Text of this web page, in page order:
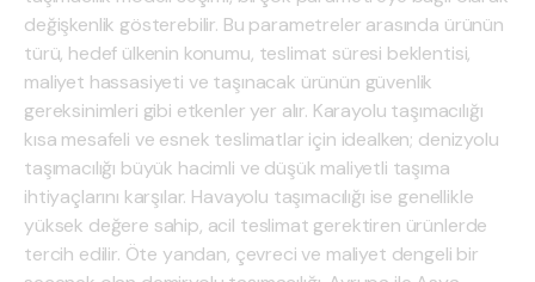
değişkenlik gösterebilir. Bu parametreler arasında ürünün
türü, hedef ülkenin konumu, teslimat süresi beklentisi,
maliyet hassasiyeti ve taşınacak ürünün güvenlik
gereksinimleri gibi etkenler yer alır. Karayolu taşımacılığı
kısa mesafeli ve esnek teslimatlar için idealken; denizyolu
taşımacılığı büyük hacimli ve düşük maliyetli taşıma
ihtiyaçlarını karşılar. Havayolu taşımacılığı ise genellikle
yüksek değere sahip, acil teslimat gerektiren ürünlerde
tercih edilir. Öte yandan, çevreci ve maliyet dengeli bir